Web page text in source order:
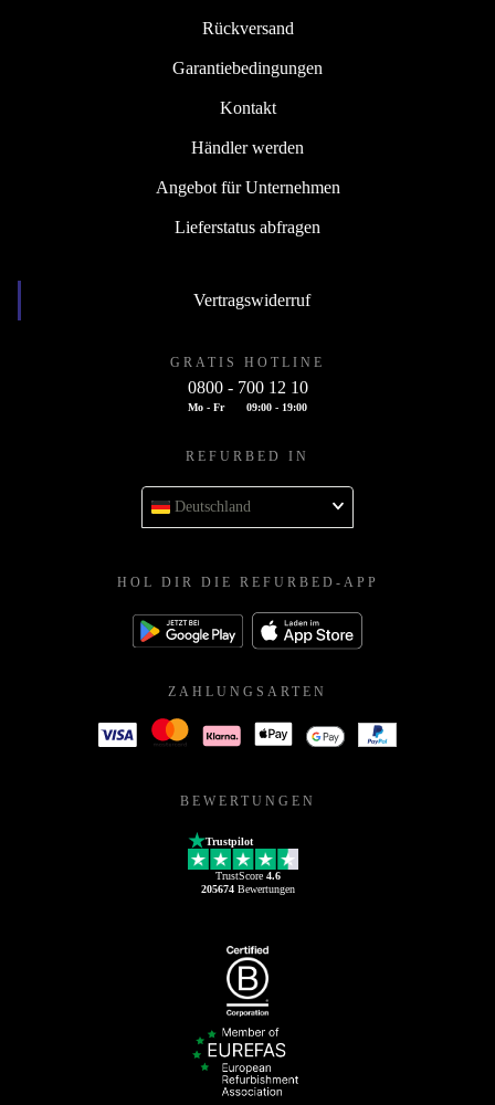
Rückversand
Garantiebedingungen
Kontakt
Händler werden
Angebot für Unternehmen
Lieferstatus abfragen
Vertragswiderruf
GRATIS HOTLINE
0800 - 700 12 10
Mo - Fr 09:00 - 19:00
REFURBED IN
Deutschland
HOL DIR DIE REFURBED-APP
ZAHLUNGSARTEN
BEWERTUNGEN
Trustpilot
TrustScore 4.6
205674Bewertungen